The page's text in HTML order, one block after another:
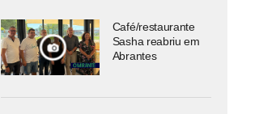
Café/restaurante
Sasha reabriu em
Abrantes